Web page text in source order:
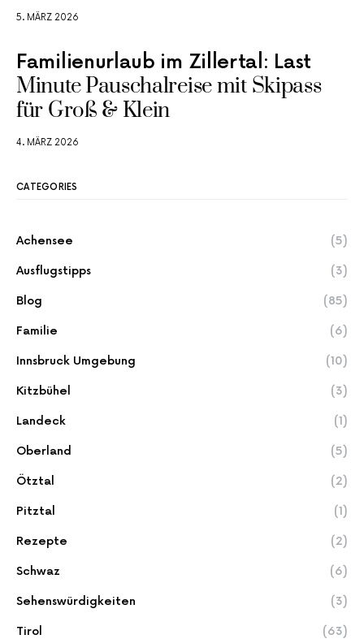
5. MÄRZ 2026
Familienurlaub im Zillertal: Last
Minute Pauschalreise mit Skipass
für Groß & Klein
4. MÄRZ 2026
CATEGORIES
Achensee (5)
Ausflugstipps (3)
Blog (85)
Familie (6)
Innsbruck Umgebung (10)
Kitzbühel (3)
Landeck (1)
Oberland (5)
Ötztal (2)
Pitztal (1)
Rezepte (2)
Schwaz (6)
Sehenswürdigkeiten (3)
Tirol (63)